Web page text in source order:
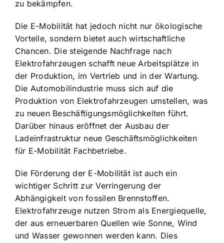
zu bekämpfen.
Die E-Mobilität hat jedoch nicht nur ökologische
Vorteile, sondern bietet auch wirtschaftliche
Chancen. Die steigende Nachfrage nach
Elektrofahrzeugen schafft neue Arbeitsplätze in
der Produktion, im Vertrieb und in der Wartung.
Die Automobilindustrie muss sich auf die
Produktion von Elektrofahrzeugen umstellen, was
zu neuen Beschäftigungsmöglichkeiten führt.
Darüber hinaus eröffnet der Ausbau der
Ladeinfrastruktur neue Geschäftsmöglichkeiten
für E-Mobilität Fachbetriebe.
Die Förderung der E-Mobilität ist auch ein
wichtiger Schritt zur Verringerung der
Abhängigkeit von fossilen Brennstoffen.
Elektrofahrzeuge nutzen Strom als Energiequelle,
der aus erneuerbaren Quellen wie Sonne, Wind
und Wasser gewonnen werden kann. Dies